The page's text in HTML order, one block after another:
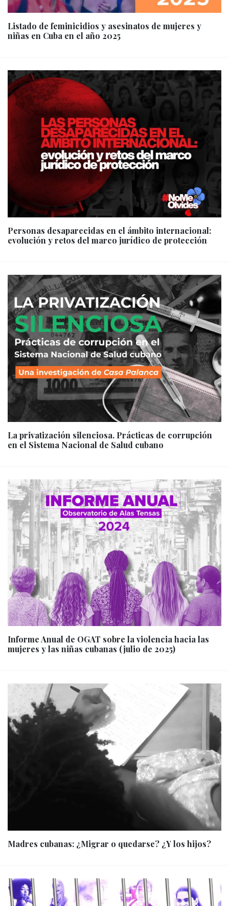
Listado de feminicidios y asesinatos de mujeres y
niñas en Cuba en el año 2025
Personas desaparecidas en el ámbito internacional:
evolución y retos del marco jurídico de protección
La privatización silenciosa. Prácticas de corrupción
en el Sistema Nacional de Salud cubano
Informe Anual de OGAT sobre la violencia hacia las
mujeres y las niñas cubanas (julio de 2025)
Madres cubanas: ¿Migrar o quedarse? ¿Y los hijos?